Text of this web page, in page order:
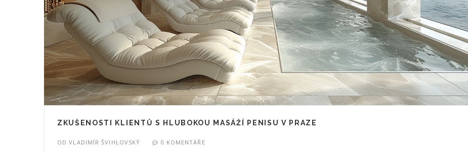
ZKUŠENOSTI KLIENTŮ S HLUBOKOU MASÁŽÍ PENISU V PRAZE
ODVLADIMÍR ŠVIHLOVSKÝ 0 KOMENTÁŘE